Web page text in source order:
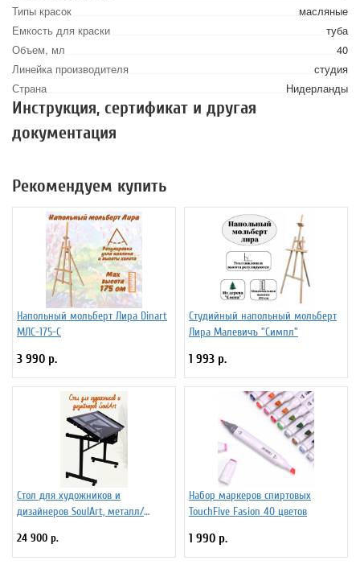
Типы красок
масляные
Емкость для краски
туба
Объем, мл
40
Линейка производителя
студия
Страна
Нидерланды
Инструкция, сертификат и другая
документация
Рекомендуем купить
Напольный мольберт Лира Dinart
МЛС-175-С
3 990 р.
Студийный напольный мольберт
Лира Малевичъ "Симпл"
1 993 р.
Стол для художников и
дизайнеров SoulArt, металл/
24 900 р.
Набор маркеров спиртовых
TouchFive Fasion 40 цветов
1 990 р.